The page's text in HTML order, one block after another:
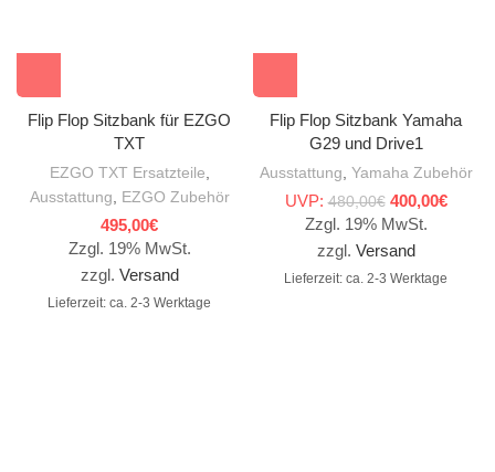
Flip Flop Sitzbank für EZGO
TXT
EZGO TXT Ersatzteile
Ausstattung
EZGO Zubehör
495,00€
Zzgl. 19% MwSt.
zzgl. Versand
Lieferzeit: ca. 2-3 Werktage
Flip Flop Sitzbank Yamaha
G29 und Drive1
Ausstattung Yamaha Zubehör
UVP: 480,00€ Ursprünglicher
Preis war:
480,00€
400,00€
Zzgl. 19% MwSt.
zzgl. Versand
Lieferzeit: ca. 2-3 Werktage